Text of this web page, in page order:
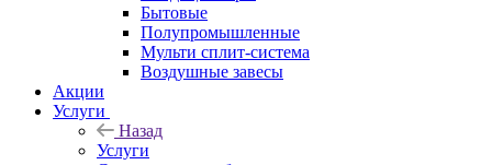
Бытовые
Полупромышленные
Мульти сплит-система
Воздушные завесы
Акции
Услуги
Назад
Услуги